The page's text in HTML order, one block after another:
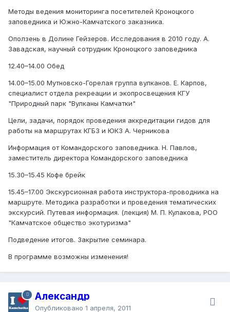
Методы ведения мониторинга посетителей Кроноцкого
заповедника и Южно-Камчатского заказника.
Оползень в Долине Гейзеров. Исследования в 2010 году. А.
Завадская, научный сотрудник Кроноцкого заповедника
12.40–14.00 Обед
14.00–15.00 Мутновско-Горелая группа вулканов. Е. Карпов,
специалист отдела рекреации и экопросвещения КГУ
"Природный парк "Вулканы Камчатки"
Цели, задачи, порядок проведения аккредитации гидов для
работы на маршрутах КГБЗ и ЮКЗ А. Черникова
Информация от Командорского заповедника. Н. Павлов,
заместитель директора Командорского заповедника
15.30–15.45 Кофе брейк
15.45–17.00 Экскурсионная работа инструктора-проводника на
маршруте. Методика разработки и проведения тематических
экскурсий. Путевая информация. (лекция) М. П. Кулакова, РОО
"Камчатское общество экотуризма"
Подведение итогов. Закрытие семинара.
В программе возможны изменения!
Александр
Опубликовано 1 апреля, 2011